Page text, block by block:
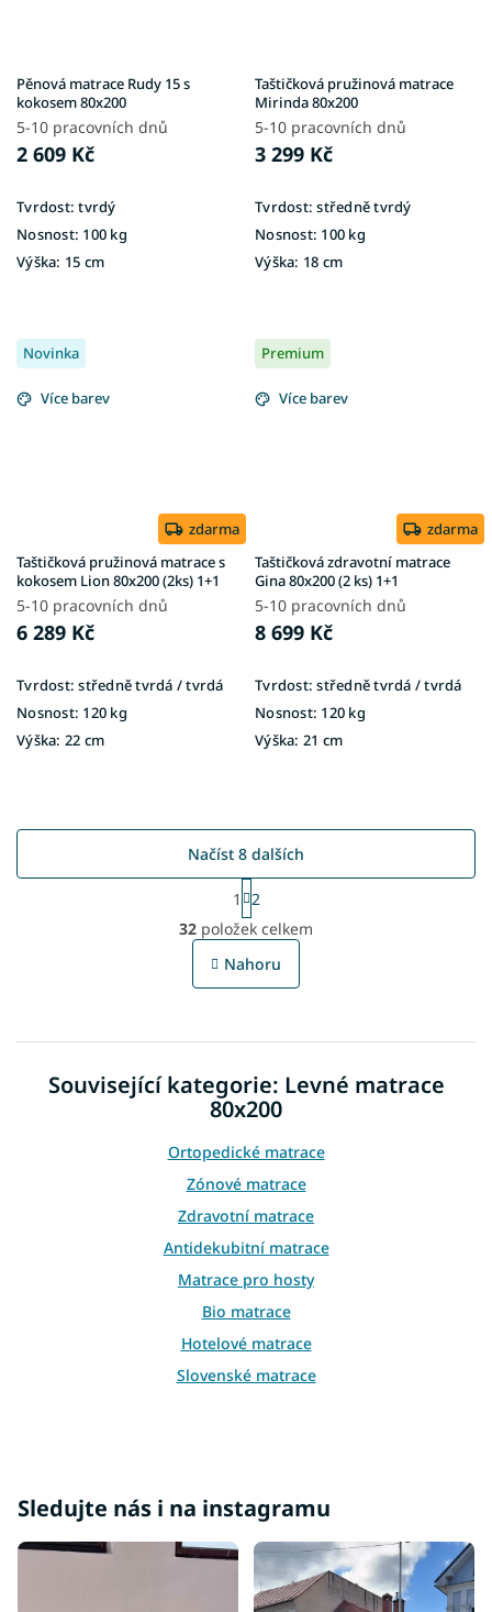
Pěnová matrace Rudy 15 s
kokosem 80x200
5-10 pracovních dnů
2 609 Kč
Tvrdost: tvrdý
Nosnost: 100 kg
Výška: 15 cm
Taštičková pružinová matrace
Mirinda 80x200
5-10 pracovních dnů
3 299 Kč
Tvrdost: středně tvrdý
Nosnost: 100 kg
Výška: 18 cm
Novinka
Více barev
zdarma
Taštičková pružinová matrace s
kokosem Lion 80x200 (2ks) 1+1
5-10 pracovních dnů
6 289 Kč
Tvrdost: středně tvrdá / tvrdá
Nosnost: 120 kg
Výška: 22 cm
Premium
Více barev
zdarma
Taštičková zdravotní matrace
Gina 80x200 (2 ks) 1+1
5-10 pracovních dnů
8 699 Kč
Tvrdost: středně tvrdá / tvrdá
Nosnost: 120 kg
Výška: 21 cm
O
v
l
c
p
r
k
y
v
ý
p
i
s
u
Načíst 8 dalších
S
t
r
á
n
á
1
2
32 položek celkem
Nahoru
Související kategorie: Levné matrace
80x200
Ortopedické matrace
Zónové matrace
Zdravotní matrace
Antidekubitní matrace
Matrace pro hosty
Bio matrace
Hotelové matrace
Slovenské matrace
Nejprodávanější matrace
Matrace na polohovatelný rošt
Matrace na sezení
Sledujte nás i na instagramu